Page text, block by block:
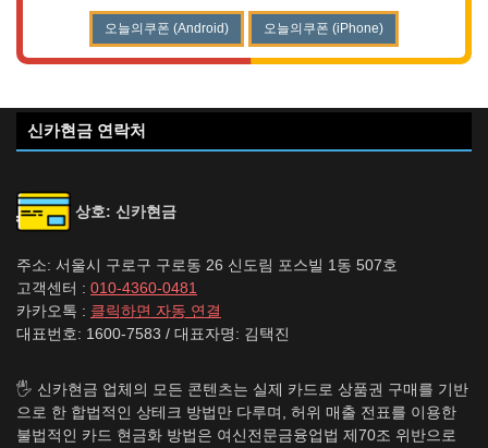
오늘의쿠폰 (Android) 오늘의쿠폰 (iPhone)
신카현금 연락처
상호: 신카현금
주소: 서울시 구로구 구로동 26 신도림 포스빌 1동 507호
고객센터 : 010-4360-0481
카카오톡 : 클릭하면 자동 연결
대표번호: 1600-7583 / 대표자명: 김택진
🖐️ 신카현금 업체의 모든 콘텐츠는 실제 카드로 상품권 구매를 기반
으로 한 합법적인 상테크 방법만 다루며, 허위 매출 전표를 이용한
불법적인 카드 현금화 방법은 여신전문금융업법 제70조 위반으로